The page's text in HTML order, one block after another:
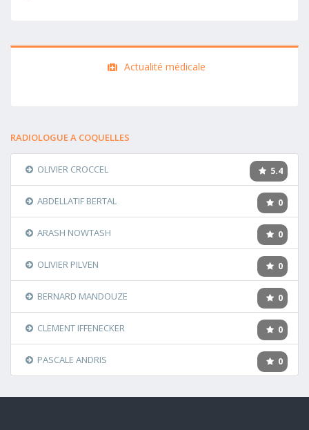
Actualité médicale
RADIOLOGUE A COQUELLES
5.4
OLIVIER CROCCEL
0
ABDELLATIF BERTAL
0
ARASH NOWTASH
0
OLIVIER PILVEN
0
BERNARD MANDOUZE
0
CLEMENT IFFENECKER
0
PASCALE ANDRIS